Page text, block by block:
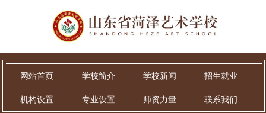
网站首页 学校简介 学校新闻 招生就业
机构设置 专业设置 师资力量 联系我们